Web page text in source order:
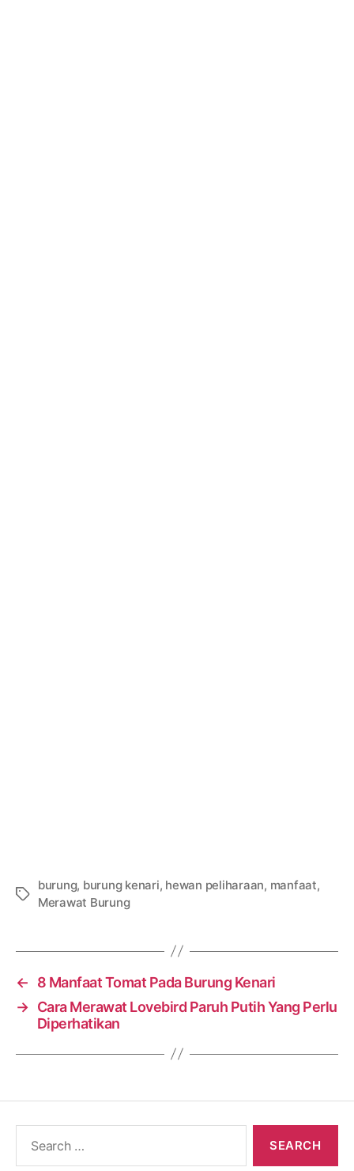
Tags
burung, burung kenari, hewan peliharaan, manfaat,
Merawat Burung
←
8 Manfaat Tomat Pada Burung Kenari
→ Cara Merawat Lovebird Paruh Putih Yang Perlu
Diperhatikan